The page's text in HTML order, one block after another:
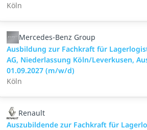
Köln
Mercedes-Benz Group
Ausbildung zur Fachkraft für
AG, Niederlassung Köln/Leverkusen,
01.09.2027 (m/w/d)
Köln
Renault
Auszubildende zur Fachkraft für